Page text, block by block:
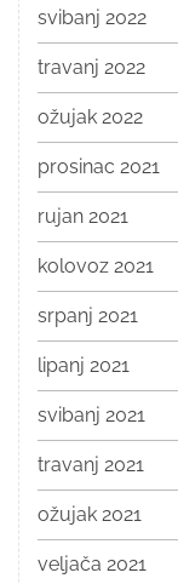
svibanj 2022
travanj 2022
ožujak 2022
prosinac 2021
rujan 2021
kolovoz 2021
srpanj 2021
lipanj 2021
svibanj 2021
travanj 2021
ožujak 2021
veljača 2021